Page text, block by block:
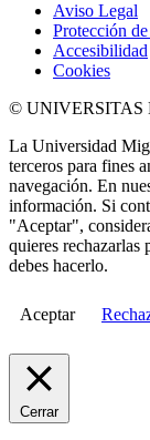
Aviso Legal
Protección
Accesibilidad
Cookies
© UNIVERSITAS
La Universidad
terceros para fines
navegación. En
información. Si
"Aceptar",
quieres rechazarlas
debes hacerlo.
Aceptar
Cerrar